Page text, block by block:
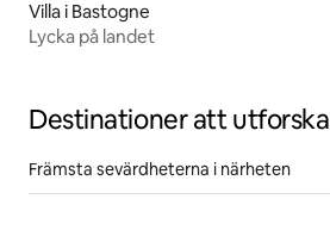
Villa i Bastogne
Lycka på landet
Destinationer att utforska
Främsta sevärdheterna i närheten